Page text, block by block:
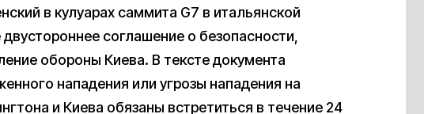
в кулуарах саммита G7 в итальянской
соглашение о безопасности,
обороны Киева. В тексте документа
нападения или угрозы нападения на
и Киева обязаны встретиться в течение 24